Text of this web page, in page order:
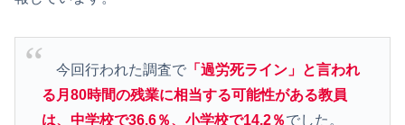
今回行われた調査で「過労死ライン」と言われ
る月80時間の残業に相当する可能性がある教員
は、中学校で36.6％、小学校で14.2％でした。